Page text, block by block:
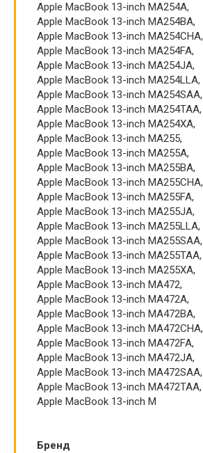
Apple MacBook 13-inch MA254A,
Apple MacBook 13-inch MA254BA,
Apple MacBook 13-inch MA254CHA,
Apple MacBook 13-inch MA254FA,
Apple MacBook 13-inch MA254JA,
Apple MacBook 13-inch MA254LLA,
Apple MacBook 13-inch MA254SAA,
Apple MacBook 13-inch MA254TAA,
Apple MacBook 13-inch MA254XA,
Apple MacBook 13-inch MA255,
Apple MacBook 13-inch MA255A,
Apple MacBook 13-inch MA255BA,
Apple MacBook 13-inch MA255CHA,
Apple MacBook 13-inch MA255FA,
Apple MacBook 13-inch MA255JA,
Apple MacBook 13-inch MA255LLA,
Apple MacBook 13-inch MA255SAA,
Apple MacBook 13-inch MA255TAA,
Apple MacBook 13-inch MA255XA,
Apple MacBook 13-inch MA472,
Apple MacBook 13-inch MA472A,
Apple MacBook 13-inch MA472BA,
Apple MacBook 13-inch MA472CHA,
Apple MacBook 13-inch MA472FA,
Apple MacBook 13-inch MA472JA,
Apple MacBook 13-inch MA472SAA,
Apple MacBook 13-inch MA472TAA,
Apple MacBook 13-inch M
Бренд